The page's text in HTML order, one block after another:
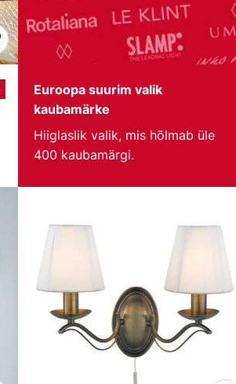
Euroopa suurim valik
kaubamärke
Hiiglaslik valik, mis hõlmab üle
400 kaubamärgi.